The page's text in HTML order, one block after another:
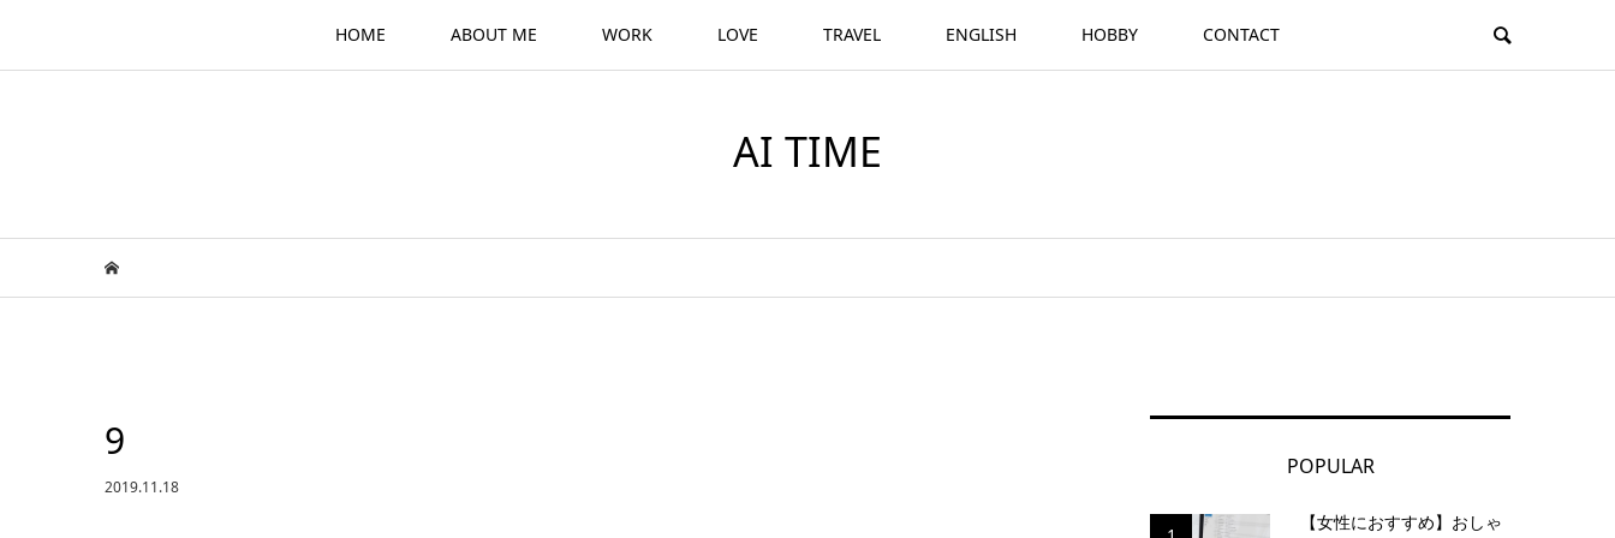
HOME ABOUT ME WORK LOVE TRAVEL ENGLISH HOBBY CONTACT
AI TIME
9
2019.11.18
POPULAR
【女性におすすめ】おしゃ